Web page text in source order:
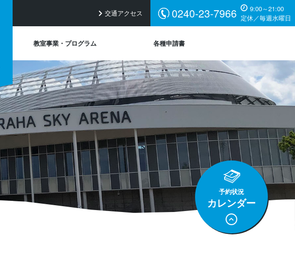
交通アクセス 0240-23-7966
9:00～21:00
定休／毎週水曜日
教室事業・プログラム 各種申請書
予約状況
カレンダー